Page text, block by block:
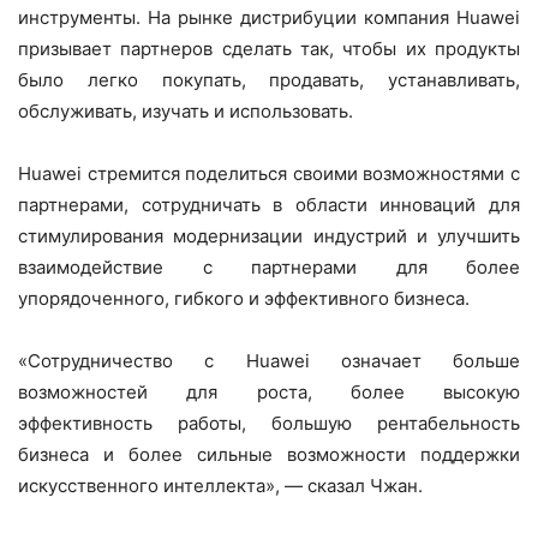
инструменты. На рынке дистрибуции компания Huawei
призывает партнеров сделать так, чтобы их продукты
было легко покупать, продавать, устанавливать,
обслуживать, изучать и использовать.
Huawei стремится поделиться своими возможностями с
партнерами, сотрудничать в области инноваций для
стимулирования модернизации индустрий и улучшить
взаимодействие с партнерами для более
упорядоченного, гибкого и эффективного бизнеса.
«Сотрудничество с Huawei означает больше
возможностей для роста, более высокую
эффективность работы, большую рентабельность
бизнеса и более сильные возможности поддержки
искусственного интеллекта», — сказал Чжан.